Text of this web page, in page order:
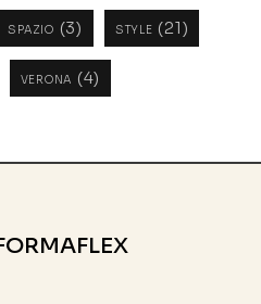
SPAZIO (3) STYLE (21)
VERONA (4)